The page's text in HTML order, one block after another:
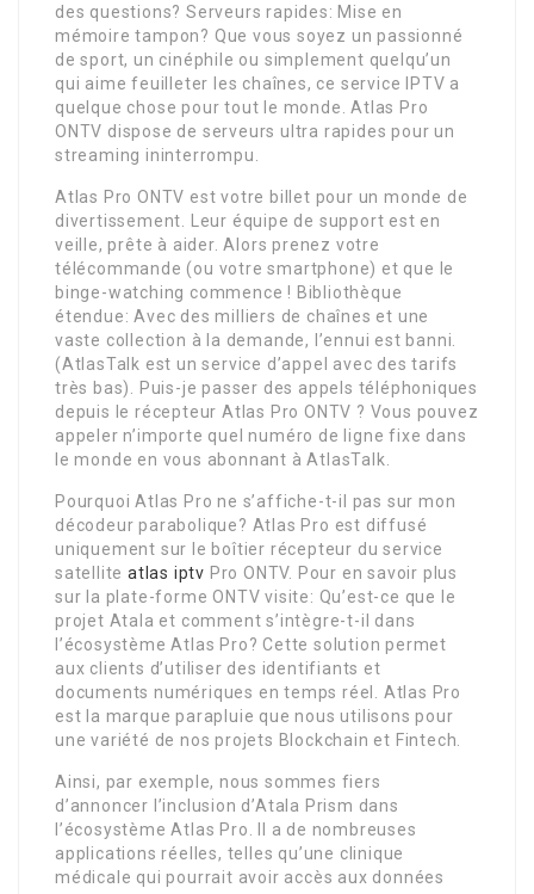
des questions? Serveurs rapides: Mise en
mémoire tampon? Que vous soyez un passionné
de sport, un cinéphile ou simplement quelqu’un
qui aime feuilleter les chaînes, ce service IPTV a
quelque chose pour tout le monde. Atlas Pro
ONTV dispose de serveurs ultra rapides pour un
streaming ininterrompu.
Atlas Pro ONTV est votre billet pour un monde de
divertissement. Leur équipe de support est en
veille, prête à aider. Alors prenez votre
télécommande (ou votre smartphone) et que le
binge-watching commence ! Bibliothèque
étendue: Avec des milliers de chaînes et une
vaste collection à la demande, l’ennui est banni.
(AtlasTalk est un service d’appel avec des tarifs
très bas). Puis-je passer des appels téléphoniques
depuis le récepteur Atlas Pro ONTV ? Vous pouvez
appeler n’importe quel numéro de ligne fixe dans
le monde en vous abonnant à AtlasTalk.
Pourquoi Atlas Pro ne s’affiche-t-il pas sur mon
décodeur parabolique? Atlas Pro est diffusé
uniquement sur le boîtier récepteur du service
satellite atlas iptv Pro ONTV. Pour en savoir plus
sur la plate-forme ONTV visite: Qu’est-ce que le
projet Atala et comment s’intègre-t-il dans
l’écosystème Atlas Pro? Cette solution permet
aux clients d’utiliser des identifiants et
documents numériques en temps réel. Atlas Pro
est la marque parapluie que nous utilisons pour
une variété de nos projets Blockchain et Fintech.
Ainsi, par exemple, nous sommes fiers
d’annoncer l’inclusion d’Atala Prism dans
l’écosystème Atlas Pro. Il a de nombreuses
applications réelles, telles qu’une clinique
médicale qui pourrait avoir accès aux données